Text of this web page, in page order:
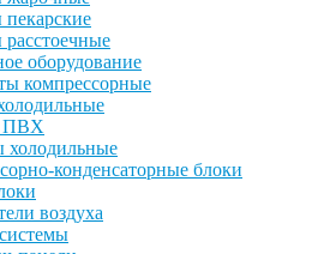
оборудование
компрессорные
ПВХ
холодильные
конденсаторные блоки
воздуха